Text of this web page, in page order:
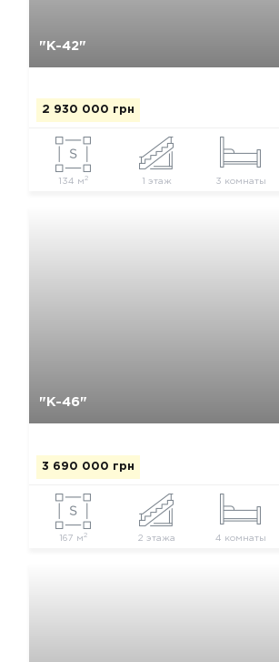
"К-42"
2 930 000 грн
134 м2 1 этаж 3 комнаты
"К-46"
3 690 000 грн
167 м2 2 этажа 4 комнаты